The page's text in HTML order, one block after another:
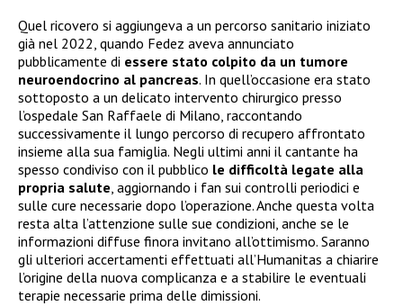
Quel ricovero si aggiungeva a un percorso sanitario iniziato
già nel 2022, quando Fedez aveva annunciato
pubblicamente di essere stato colpito da un tumore
neuroendocrino al pancreas. In quell’occasione era stato
sottoposto a un delicato intervento chirurgico presso
l’ospedale San Raffaele di Milano, raccontando
successivamente il lungo percorso di recupero affrontato
insieme alla sua famiglia. Negli ultimi anni il cantante ha
spesso condiviso con il pubblico le difficoltà legate alla
propria salute, aggiornando i fan sui controlli periodici e
sulle cure necessarie dopo l’operazione. Anche questa volta
resta alta l’attenzione sulle sue condizioni, anche se le
informazioni diffuse finora invitano all’ottimismo. Saranno
gli ulteriori accertamenti effettuati all’Humanitas a chiarire
l’origine della nuova complicanza e a stabilire le eventuali
terapie necessarie prima delle dimissioni.